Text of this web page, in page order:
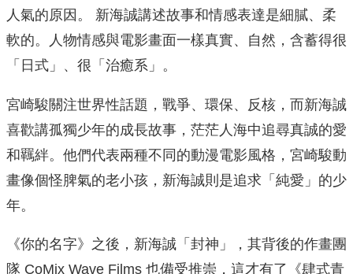
人氣的原因。 新海誠講述故事和情感表達是細膩、柔
軟的。人物情感與電影畫面一樣真實、自然，含蓄得很
「日式」、很「治癒系」。
宮崎駿關注世界性話題，戰爭、環保、反核，而新海誠
喜歡講孤獨少年的成長故事，茫茫人海中追尋真誠的愛
和羈絆。他們代表兩種不同的動漫電影風格，宮崎駿動
畫像個怪脾氣的老小孩，新海誠則是追求「純愛」的少
年。
《你的名字》之後，新海誠「封神」，其背後的作畫團
隊 CoMix Wave Films 也備受推崇，這才有了《肆式青